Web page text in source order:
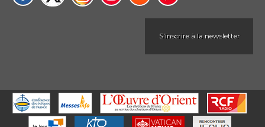
S'inscrire à la newsletter